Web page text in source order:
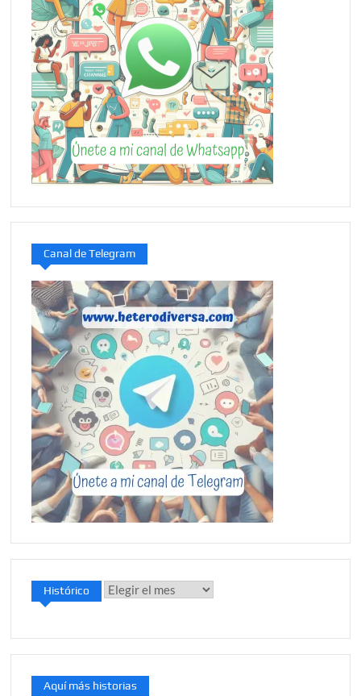
Canal de Telegram
Histórico Histórico
Aquí más historias